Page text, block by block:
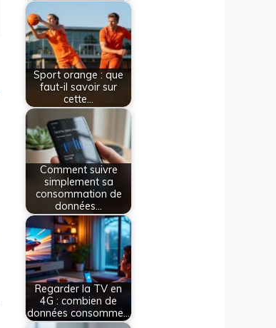
Sport orange : que
faut-il savoir sur
cette…
Comment suivre
simplement sa
consommation de
données…
Regarder la TV en
4G : combien de
données consomme…